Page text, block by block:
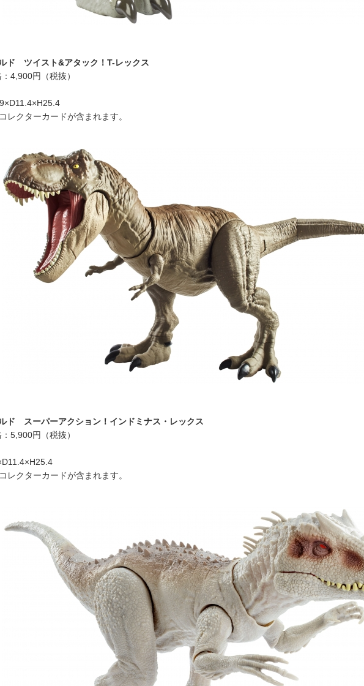
ド ツイスト&アタック！T-レックス
4,900円（税抜）
レクターカードが含まれます。
ド スーパーアクション！インドミナス・レックス
5,900円（税抜）
レクターカードが含まれます。